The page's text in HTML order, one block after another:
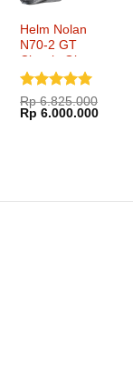
Helm Nolan
N70-2 GT
Classic Glossy
Black
Dinilai5
dari 5
Rp6.825.000
Harga
aslinya
Rp 6.000.000Harga